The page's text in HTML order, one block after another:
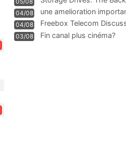
Management
04/08
une amelioration
WIFI
04/08
Freebox Telecom
Communi
03/08 Fin canal plus cinéma?